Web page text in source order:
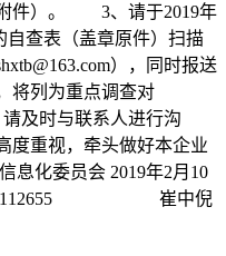
件）。 3、请于2019年
自查表（盖章原件）扫描
），同时报送
将列为重点调查对
及时与联系人进行沟
重视，牵头做好本企业
息化委员会 2019年2月10
崔中倪